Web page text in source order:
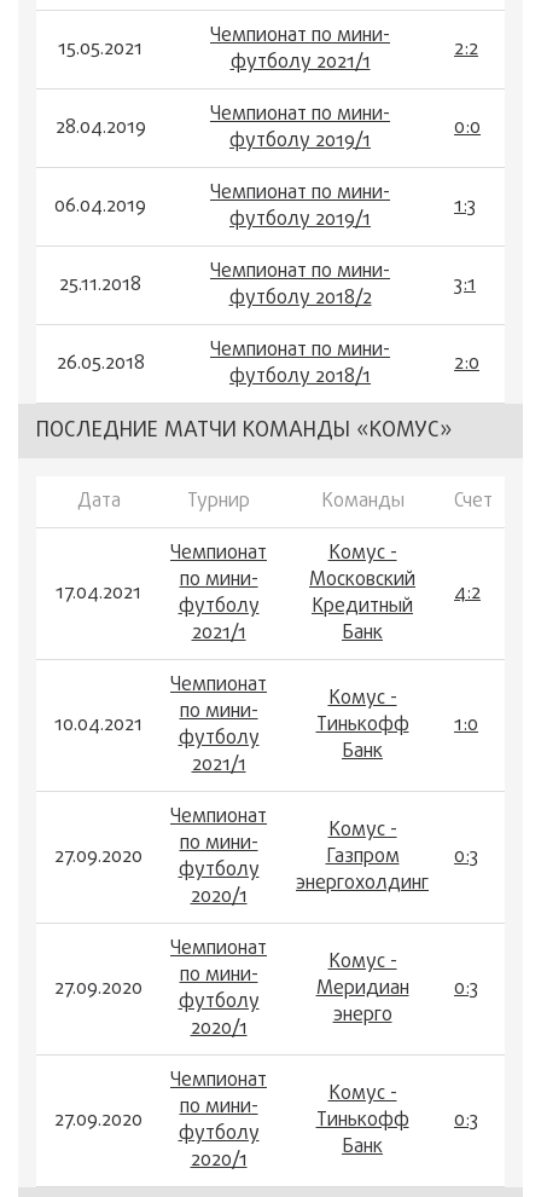
15.05.2021
Чемпионат по мини-
футболу 2021/1
2:2
28.04.2019
Чемпионат по мини-
футболу 2019/1
0:0
06.04.2019
Чемпионат по мини-
футболу 2019/1
1:3
25.11.2018
Чемпионат по мини-
футболу 2018/2
3:1
26.05.2018
Чемпионат по мини-
футболу 2018/1
2:0
ПОСЛЕДНИЕ МАТЧИ КОМАНДЫ «КОМУС»
Дата Турнир Команды Счет
17.04.2021
Чемпионат
по мини-
футболу
2021/1
Комус -
Московский
Кредитный
Банк
4:2
10.04.2021
Чемпионат
по мини-
футболу
2021/1
Комус -
Тинькофф
Банк
1:0
27.09.2020
Чемпионат
по мини-
футболу
2020/1
Комус -
Газпром
энергохолдинг
0:3
27.09.2020
Чемпионат
по мини-
футболу
2020/1
Комус -
Меридиан
энерго
0:3
27.09.2020
Чемпионат
по мини-
футболу
2020/1
Комус -
Тинькофф
Банк
0:3